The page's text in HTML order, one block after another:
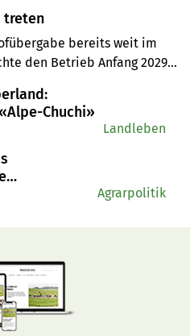
treten
bereits weit im
den Betrieb Anfang 2029
die Übergabe ablaufen
Chuchi»
Landleben
Agrarpolitik